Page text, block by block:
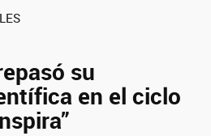
su
en el ciclo